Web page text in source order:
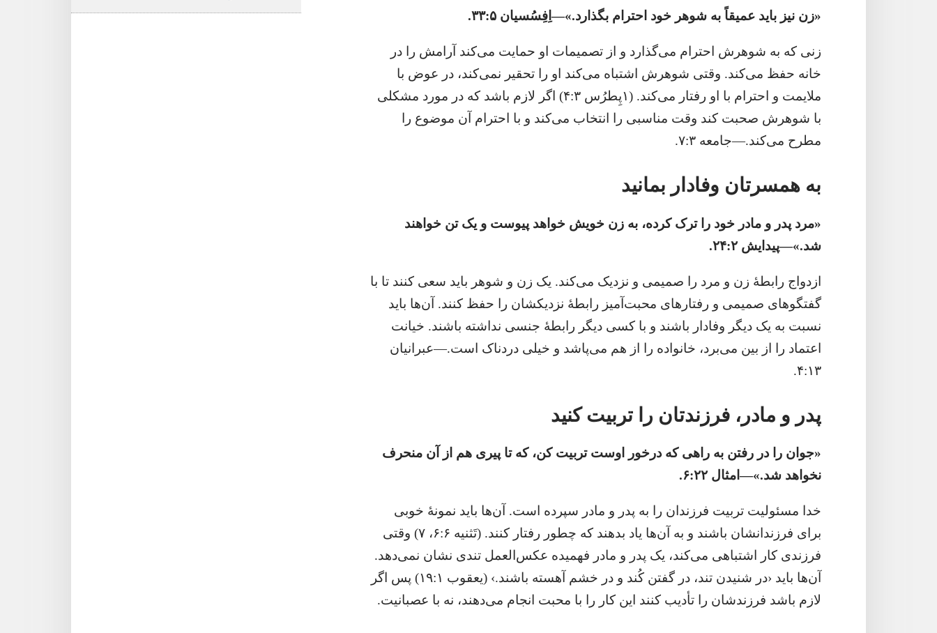
‏«زن نیز باید عمیقاً به شوهر خود احترام بگذارد.‏»—‏اِفِسُسیان ۵:‏۳۳.‏
زنی که به شوهرش احترام می‌گذارد و از تصمیمات او حمایت می‌کند آرامش را در
خانه حفظ می‌کند.‏ وقتی شوهرش اشتباه می‌کند او را تحقیر نمی‌کند،‏ در عوض با
ملایمت و احترام با او رفتار می‌کند.‏ (‏۱پِطرُس ۳:‏۴)‏ اگر لازم باشد که در مورد مشکلی
با شوهرش صحبت کند وقت مناسبی را انتخاب می‌کند و با احترام آن موضوع را
مطرح می‌کند.‏—‏جامعه ۳:‏۷.‏
به همسرتان وفادار بمانید
‏«مرد پدر و مادر خود را ترک کرده،‏ به زن خویش خواهد پیوست و یک تن خواهند
شد.‏»—‏پیدایش ۲:‏۲۴.‏
ازدواج رابطهٔ زن و مرد را صمیمی و نزدیک می‌کند.‏ یک زن و شوهر باید سعی کنند تا با
گفتگوهای صمیمی و رفتارهای محبت‌آمیز رابطهٔ نزدیکشان را حفظ کنند.‏ آن‌ها باید
نسبت به یک دیگر وفادار باشند و با کسی دیگر رابطهٔ جنسی نداشته باشند.‏ خیانت
اعتماد را از بین می‌برد،‏ خانواده را از هم می‌پاشد و خیلی دردناک است.‏—‏عبرانیان
۱۳:‏۴.‏
پدر و مادر،‏ فرزندتان را تربیت کنید
‏«جوان را در رفتن به راهی که درخور اوست تربیت کن،‏ که تا پیری هم از آن منحرف
نخواهد شد.‏»—‏امثال ۲۲:‏۶.‏
خدا مسئولیت تربیت فرزندان را به پدر و مادر سپرده است.‏ آن‌ها باید نمونهٔ خوبی
برای فرزندانشان باشند و به آن‌ها یاد بدهند که چطور رفتار کنند.‏ (‏تَثنیه ۶:‏۶،‏ ۷)‏ وقتی
فرزندی کار اشتباهی می‌کند،‏ یک پدر و مادر فهمیده عکس‌العمل تندی نشان نمی‌دهد.‏
آن‌ها باید ‹در شنیدن تند،‏ در گفتن کُند و در خشم آهسته باشند.‏› (‏یعقوب ۱:‏۱۹)‏ پس اگر
لازم باشد فرزندشان را تأدیب کنند این کار را با محبت انجام می‌دهند،‏ نه با عصبانیت.‏